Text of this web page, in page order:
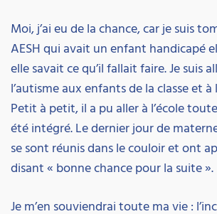
Moi, j’ai eu de la chance, car je suis
AESH qui avait un enfant handicapé
elle savait ce qu’il fallait faire. Je suis
l’autisme aux enfants de la classe et
Petit à petit, il a pu aller à l’école
été intégré. Le dernier jour de
se sont réunis dans le couloir et ont
disant « bonne chance pour la suite ».
Je m’en souviendrai toute ma vie :